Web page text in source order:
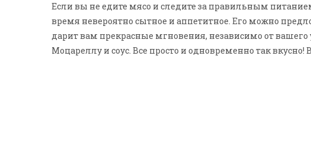
Если вы не едите мясо и следите за правильным
время невероятно сытное и аппетитное. Его можно
дарит вам прекрасные мгновения, независимо от
Моцареллу и соус. Все просто и одновременно так